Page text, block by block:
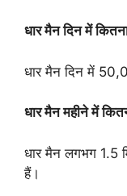
धार मैन दिन में
धार मैन दिन में
धार मैन महीने में
धार मैन लगभग 1.5
हैं।